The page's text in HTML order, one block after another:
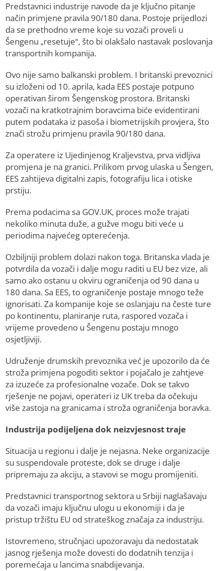
Predstavnici industrije navode da je ključno pitanje
način primjene pravila 90/180 dana. Postoje prijedlozi
da se prethodno vreme koje su vozači proveli u
Šengenu „resetuje“, što bi olakšalo nastavak poslovanja
transportnih kompanija.
Ovo nije samo balkanski problem. I britanski prevoznici
su izloženi od 10. aprila, kada EES postaje potpuno
operativan širom Šengenskog prostora. Britanski
vozači na kratkotrajnim boravcima biće evidentirani
putem podataka iz pasoša i biometrijskih provjera, što
znači strožu primjenu pravila 90/180 dana.
Za operatere iz Ujedinjenog Kraljevstva, prva vidljiva
promjena je na granici. Prilikom prvog ulaska u Šengen,
EES zahtijeva digitalni zapis, fotografiju lica i otiske
prstiju.
Prema podacima sa GOV.UK, proces može trajati
nekoliko minuta duže, a gužve mogu biti veće u
periodima najvećeg opterećenja.
Ozbiljniji problem dolazi nakon toga. Britanska vlada je
potvrdila da vozači i dalje mogu raditi u EU bez vize, ali
samo ako ostanu u okviru ograničenja od 90 dana u
180 dana. Sa EES, to ograničenje postaje mnogo teže
ignorisati. Za kompanije koje se oslanjaju na česte ture
po kontinentu, planiranje ruta, raspored vozača i
vrijeme provedeno u Šengenu postaju mnogo
osjetljiviji.
Udruženje drumskih prevoznika već je upozorilo da će
stroža primjena pogoditi sektor i pojačalo je zahtjeve
za izuzeće za profesionalne vozače. Dok se takvo
rješenje ne pojavi, operateri iz UK treba da očekuju
više zastoja na granicama i stroža ograničenja boravka.
Industrija podijeljena dok neizvjesnost traje
Situacija u regionu i dalje je nejasna. Neke organizacije
su suspendovale proteste, dok se druge i dalje
pripremaju za akciju, a stavovi se mogu promijeniti.
Predstavnici transportnog sektora u Srbiji naglašavaju
da vozači imaju ključnu ulogu u ekonomiji i da je
pristup tržištu EU od strateškog značaja za industriju.
Istovremeno, stručnjaci upozoravaju da nedostatak
jasnog rješenja može dovesti do dodatnih tenzija i
poremećaja u lancima snabdijevanja.